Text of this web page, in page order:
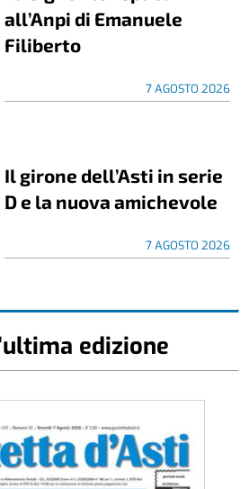
all’Anpi di Emanuele
Filiberto
7 AGOSTO 2026
Il girone dell’Asti in serie
D e la nuova amichevole
7 AGOSTO 2026
edizione